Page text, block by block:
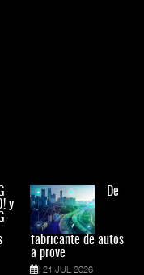
y
De
fabricante de autos
a prove
21 JUL 2026